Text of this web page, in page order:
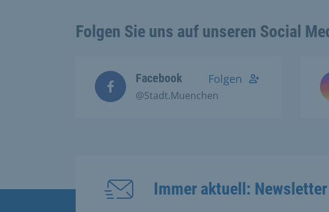
Folgen Sie uns auf unseren Social
Facebook
@Stadt.Muenchen
Folgen
Immer aktuell: